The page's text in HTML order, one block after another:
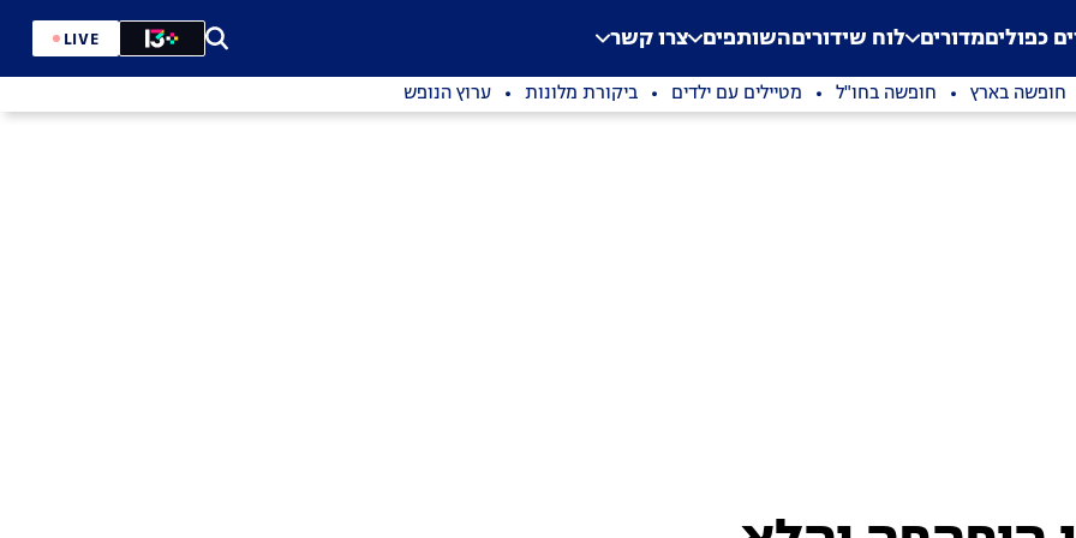
Application error: a
. כפוליםמדורים לוח שידוריםהשותפים צרו קשר LIVE
חופשה בארץ חופשה בחו"ל מטיילים עם ילדים ביקורת מלונות ערוץ הנופש